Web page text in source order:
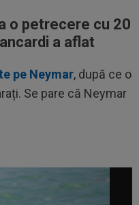
o petrecere cu 20
a aflat
pe Neymar, după ce o
Se pare că Neymar